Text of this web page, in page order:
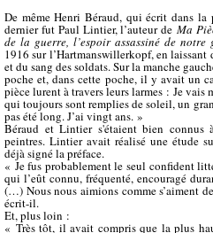
De même Henri Béraud, qui écrit dans
dernier fut Paul Lintier, l’auteur deMa
de la guerre, l’espoir assassiné de notre
1916 sur l’Hartmanswillerkopf, en
et du sang des soldats. Sur la manche
poche et, dans cette poche, il y avait un
pièce lurent à travers leurs larmes : Je vais
qui toujours sont remplies de soleil, un
pas été long. J’ai vingt ans. »
Béraud et Lintier s'étaient bien connus
peintres. Lintier avait réalisé une étude
déjà signé la préface.
« Je fus probablement le seul confident
qui l’eût connu, fréquenté, encouragé
(…) Nous nous aimions comme s’aiment
écrit-il.
Et, plus loin :
« Très tôt, il avait compris que la plus